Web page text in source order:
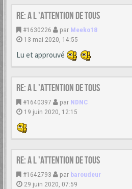
Re: A L 'ATTENTION DE TOUS
#1630226 par Meeko18
13 mai 2020, 14:55
Lu et approuvé
Re: A L 'ATTENTION DE TOUS
#1640397 par NDNC
19 juin 2020, 12:15
Re: A L 'ATTENTION DE TOUS
#1642793 par baroudeur
29 juin 2020, 07:59